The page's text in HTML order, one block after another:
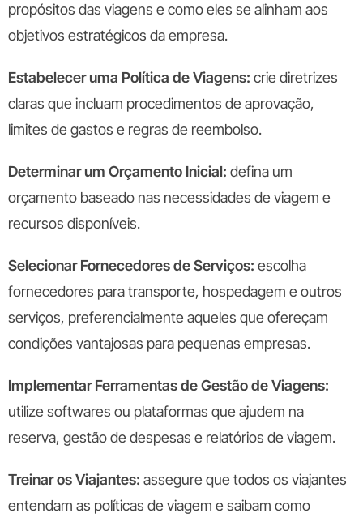
propósitos das viagens e como eles se alinham aos
objetivos estratégicos da empresa.
Estabelecer uma Política de Viagens: crie diretrizes
claras que incluam procedimentos de aprovação,
limites de gastos e regras de reembolso.
Determinar um Orçamento Inicial: defina um
orçamento baseado nas necessidades de viagem e
recursos disponíveis.
Selecionar Fornecedores de Serviços: escolha
fornecedores para transporte, hospedagem e outros
serviços, preferencialmente aqueles que ofereçam
condições vantajosas para pequenas empresas.
Implementar Ferramentas de Gestão de Viagens:
utilize softwares ou plataformas que ajudem na
reserva, gestão de despesas e relatórios de viagem.
Treinar os Viajantes: assegure que todos os viajantes
entendam as políticas de viagem e saibam como